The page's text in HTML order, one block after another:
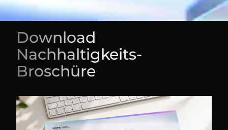
Download
Nachhaltigkeits-
Broschüre